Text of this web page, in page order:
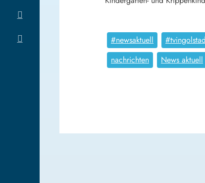
#newsaktuell
nachrichten
News aktuell